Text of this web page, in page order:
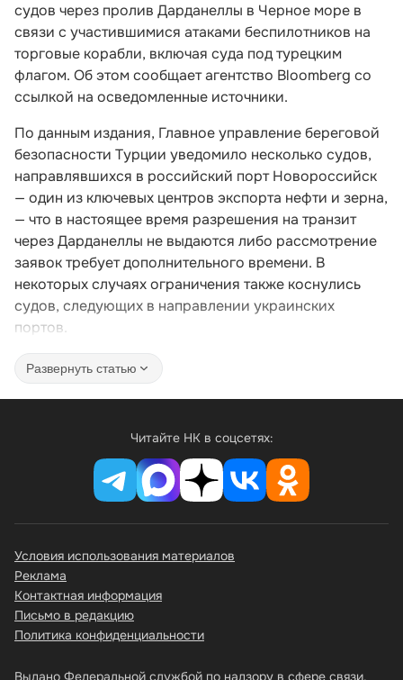
судов через пролив Дарданеллы в Черное море в
связи с участившимися атаками беспилотников на
торговые корабли, включая суда под турецким
флагом. Об этом сообщает агентство Bloomberg со
ссылкой на осведомленные источники.
По данным издания, Главное управление береговой
безопасности Турции уведомило несколько судов,
направлявшихся в российский порт Новороссийск
— один из ключевых центров экспорта нефти и зерна,
— что в настоящее время разрешения на транзит
через Дарданеллы не выдаются либо рассмотрение
заявок требует дополнительного времени. В
некоторых случаях ограничения также коснулись
судов, следующих в направлении украинских
портов.
Развернуть статью
Читайте НК в соцсетях:
Выдано Федеральной службой по надзору в сфере связи,
Условия использования материалов
Реклама
Контактная информация
Письмо в редакцию
Политика конфиденциальности